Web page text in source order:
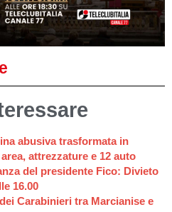
abusiva trasformata in
attrezzature e 12 auto
del presidente Fico: Divieto
16.00
Carabinieri tra Marcianise e